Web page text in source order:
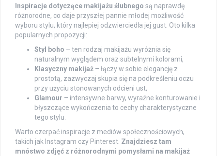
Inspiracje dotyczące makijażu ślubnego są naprawdę
różnorodne, co daje przyszłej pannie młodej możliwość
wyboru stylu, który najlepiej odzwierciedla jej gust. Oto kilka
popularnych propozycji:
Styl boho – ten rodzaj makijażu wyróżnia się
naturalnym wyglądem oraz subtelnymi kolorami,
Klasyczny makijaż – łączy w sobie elegancję z
prostotą, zazwyczaj skupia się na podkreśleniu oczu
przy użyciu stonowanych odcieni ust,
Glamour – intensywne barwy, wyraźne konturowanie i
błyszczące wykończenia to cechy charakterystyczne
tego stylu.
Warto czerpać inspiracje z mediów społecznościowych,
takich jak Instagram czy Pinterest. Znajdziesz tam
mnóstwo zdjęć z różnorodnymi pomysłami na makijaż